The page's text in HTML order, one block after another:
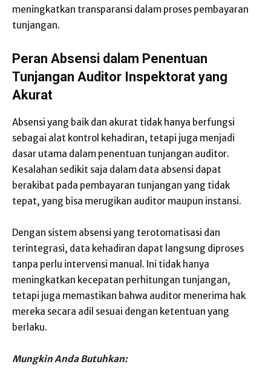
meningkatkan transparansi dalam proses pembayaran
tunjangan.
Peran Absensi dalam Penentuan
Tunjangan Auditor Inspektorat yang
Akurat
Absensi yang baik dan akurat tidak hanya berfungsi
sebagai alat kontrol kehadiran, tetapi juga menjadi
dasar utama dalam penentuan tunjangan auditor.
Kesalahan sedikit saja dalam data absensi dapat
berakibat pada pembayaran tunjangan yang tidak
tepat, yang bisa merugikan auditor maupun instansi.
Dengan sistem absensi yang terotomatisasi dan
terintegrasi, data kehadiran dapat langsung diproses
tanpa perlu intervensi manual. Ini tidak hanya
meningkatkan kecepatan perhitungan tunjangan,
tetapi juga memastikan bahwa auditor menerima hak
mereka secara adil sesuai dengan ketentuan yang
berlaku.
Mungkin Anda Butuhkan: